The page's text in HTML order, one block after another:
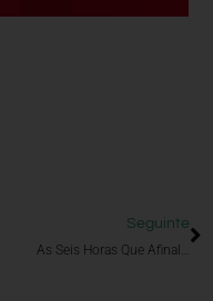
Seguinte
As Seis Horas Que Afinal…